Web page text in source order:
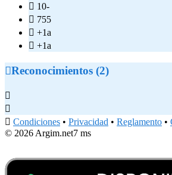
 10-
 755
 +1a
 +1a
Reconocimientos (2)


 Condiciones • Privacidad • Reglamento •
© 2026 Argim.net7 ms